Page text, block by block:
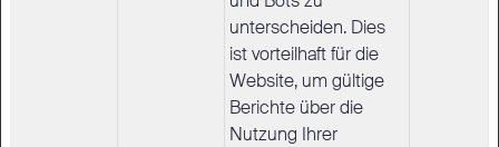
unterscheiden. Dies
ist vorteilhaft für die
Website, um gültige
Berichte über die
Nutzung Ihrer